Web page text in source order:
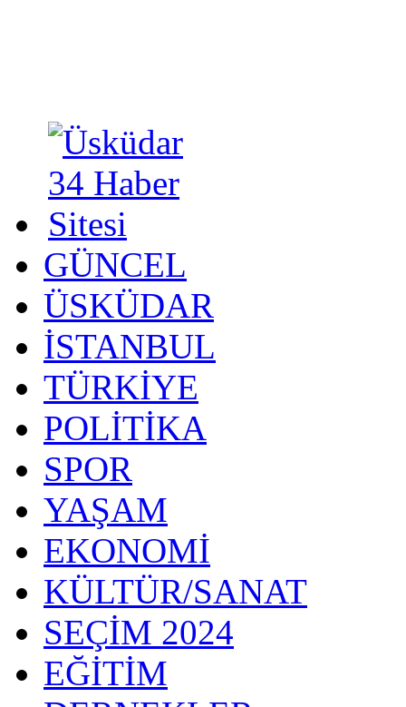
GÜNCEL
ÜSKÜDAR
İSTANBUL
TÜRKİYE
POLİTİKA
SPOR
YAŞAM
EKONOMİ
KÜLTÜR/SANAT
SEÇİM 2024
EĞİTİM